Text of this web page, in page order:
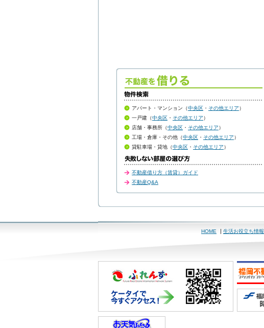
アパート・マンション（中央区 ・ その他エリア）
一戸建（中央区 ・ その他エリア）
店舗・事務所（中央区 ・ その他エリア）
工場・倉庫・その他（中央区 ・ その他エリア）
貸駐車場・貸地（中央区 ・ その他エリア）
不動産借り方（賃貸）ガイド
不動産Q&A
HOME 生活お役立ち情報